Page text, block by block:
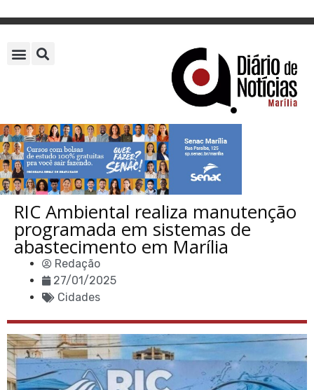
RIC Ambiental realiza manutenção
programada em sistemas de
abastecimento em Marília
Redação
27/01/2025
Cidades